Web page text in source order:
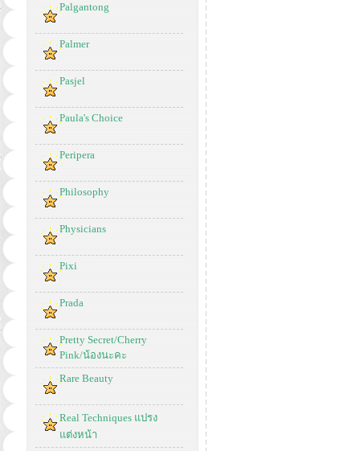
Palgantong
Palmer
Pasjel
Paula's Choice
Peripera
Philosophy
Physicians
Pixi
Prada
Pretty Secret/Cherry
Pink/น้องนะคะ
Rare Beauty
Real Techniques แปรง
แต่งหน้า